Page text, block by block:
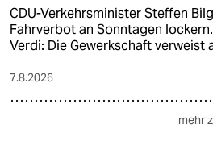
CDU-Verkehrsminister Steffen
Fahrverbot an Sonntagen
Verdi: Die Gewerkschaft verweist
7.8.2026
mehr